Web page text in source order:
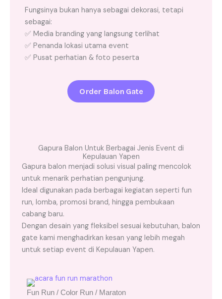
Fungsinya bukan hanya sebagai dekorasi, tetapi
sebagai:
✅ Media branding yang langsung terlihat
✅ Penanda lokasi utama event
✅ Pusat perhatian & foto peserta
Order Balon Gate
Gapura Balon Untuk Berbagai Jenis Event di
Kepulauan Yapen
Gapura balon menjadi solusi visual paling mencolok
untuk menarik perhatian pengunjung.
Ideal digunakan pada berbagai kegiatan seperti fun
run, lomba, promosi brand, hingga pembukaan
cabang baru.
Dengan desain yang fleksibel sesuai kebutuhan, balon
gate kami menghadirkan kesan yang lebih megah
untuk setiap event di Kepulauan Yapen.
Fun Run / Color Run / Maraton